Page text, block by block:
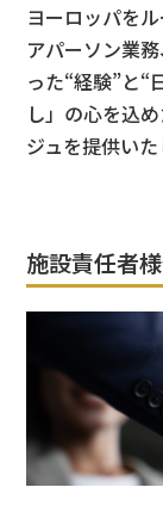
ヨーロッパを
アパーソン業
った“経験”と“
し」の心を込
ジュを提供いた
施設責任者